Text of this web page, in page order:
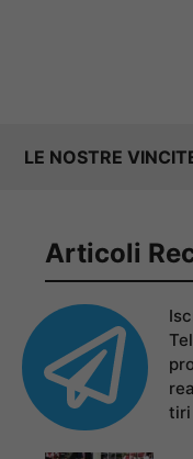
LE NOSTRE
Articoli
tiri